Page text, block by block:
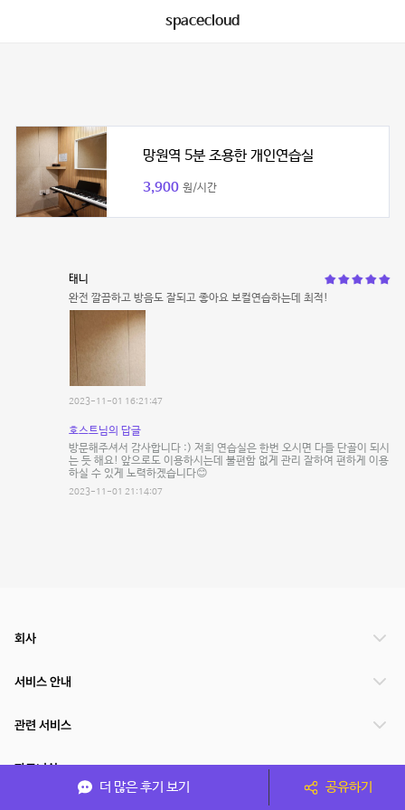
spacecloud
망원역 5분 조용한 개인연습실
3,900 원/시간
태니
완전 깔끔하고 방음도 잘되고 좋아요 보컬연습하는데 최적!
2023-11-01 16:21:47
호스트님의 답글
방문해주셔서 감사합니다 :) 저희 연습실은 한번 오시면 다들 단골이 되시
는 듯 해요! 앞으로도 이용하시는데 불편함 없게 관리 잘하여 편하게 이용
하실 수 있게 노력하겠습니다😊
2023-11-01 21:14:07
더 많은 후기 보기 공유하기
회사
서비스 안내
관련 서비스
파트너쉽